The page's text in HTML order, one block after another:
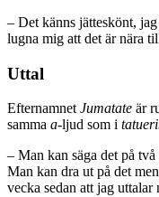
– Det känns jätteskönt,
lugna mig att det är nära
Uttal
EfternamnetJumatate är
samma a-ljud som i
– Man kan säga det på
Man kan dra ut på det
vecka sedan att jag